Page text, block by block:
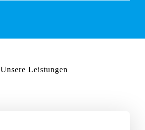
Unsere Leistungen